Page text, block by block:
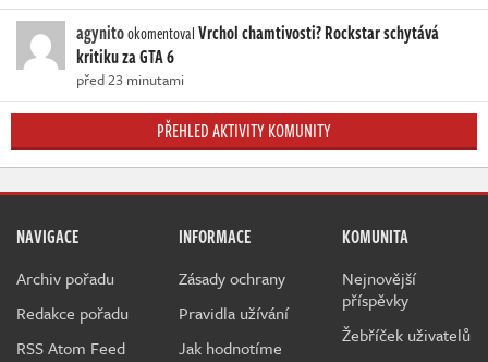
agynitookomentovalVrchol chamtivosti? Rockstar schytává
kritiku za GTA 6
před 23 minutami
PŘEHLED AKTIVITY KOMUNITY
NAVIGACE
Archiv pořadu
Redakce pořadu
RSS Atom Feed
INFORMACE
Zásady ochrany
Pravidla užívání
Jak hodnotíme
KOMUNITA
Nejnovější
příspěvky
Žebříček uživatelů